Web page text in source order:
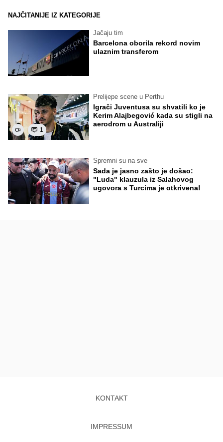
NAJČITANIJE IZ KATEGORIJE
Jačaju tim
Barcelona oborila rekord novim
ulaznim transferom
1
Prelijepe scene u Perthu
Igrači Juventusa su shvatili ko je
Kerim Alajbegović kada su stigli na
aerodrom u Australiji
Spremni su na sve
Sada je jasno zašto je došao:
"Luda" klauzula iz Salahovog
ugovora s Turcima je otkrivena!
KONTAKT
IMPRESSUM